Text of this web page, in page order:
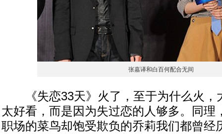
张嘉译和白百何配合无间
《失恋33天》火了，至于为什么火，
太好看，而是因为失过恋的人够多。同理
职场的菜鸟却饱受欺负的乔莉我们都曾经